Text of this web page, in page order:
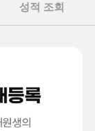
성적 조회